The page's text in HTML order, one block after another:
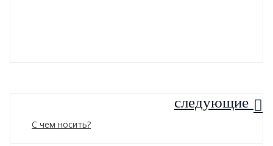
следующие
С чем носить?